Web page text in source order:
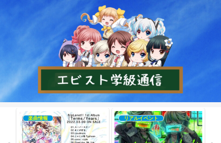
楽曲情報 リアルイベント